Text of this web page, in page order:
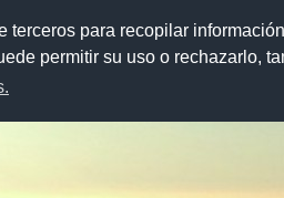
terceros para recopilar
permitir su uso o rechazarlo,